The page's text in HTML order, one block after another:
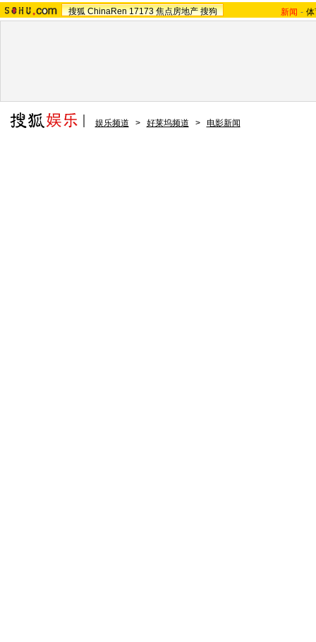
搜狐 ChinaRen 17173 焦点房地产 搜狗 新闻 -
娱乐频道 > 好莱坞频道 > 电影新闻